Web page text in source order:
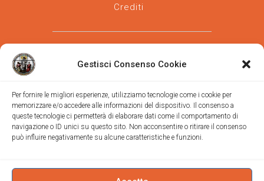
Gestisci Consenso Cookie
Per fornire le migliori esperienze, utilizziamo tecnologie come i cookie per
memorizzare e/o accedere alle informazioni del dispositivo. Il consenso a
queste tecnologie ci permetterà di elaborare dati come il comportamento di
navigazione o ID unici su questo sito. Non acconsentire o ritirare il consenso
può influire negativamente su alcune caratteristiche e funzioni.
Crediti
Parrocchia san Vincenzo de' Paoli-Diocesi
di Trieste
via Vittorino da Feltre, 11 (chiesa)
Trieste